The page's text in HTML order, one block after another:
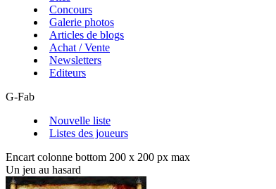
Concours
Galerie photos
Articles de blogs
Achat / Vente
Newsletters
Editeurs
G-Fab
Nouvelle liste
Listes des joueurs
Encart colonne bottom 200 x 200 px max
Un jeu au hasard